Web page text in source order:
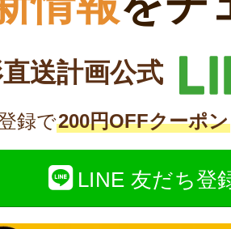
送計画公式
録で200円OFFクーポン
LINE 友だち登